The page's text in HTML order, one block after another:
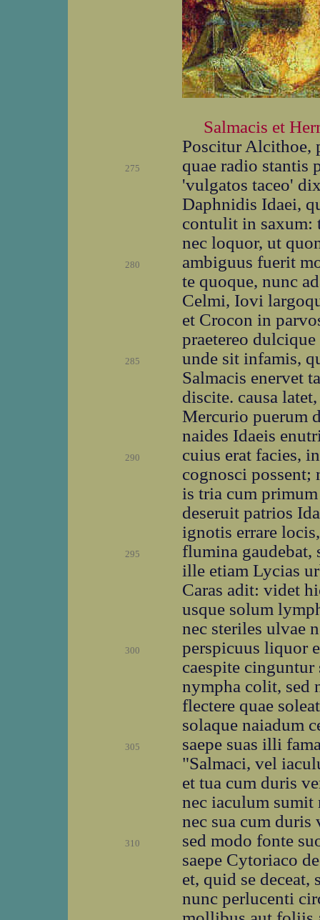
Salmacis et
Poscitur Alcithoe,
275
quae radio stantis
'vulgatos taceo'
Daphnidis Idaei,
contulit in saxum:
nec loquor, ut
280
ambiguus fuerit
te quoque, nunc
Celmi, Iovi
et Crocon in
praetereo
285
unde sit infamis,
Salmacis enervet
discite. causa
Mercurio puerum
naides Idaeis
290
cuius erat facies,
cognosci
is tria cum
deseruit patrios
ignotis errare
295
flumina gaudebat,
ille etiam Lycias
Caras adit: videt
usque solum
nec steriles ulvae
300
perspicuus liquor
caespite
nympha colit, sed
flectere quae
solaque naiadum
305
saepe suas illi
"Salmaci, vel
et tua cum duris
nec iaculum sumit
nec sua cum duris
310
sed modo fonte
saepe Cytoriaco
et, quid se deceat,
nunc perlucenti